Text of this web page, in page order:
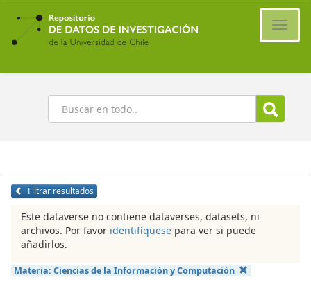
Ir
contenido
principal
Buscar
Filtrar resultados
Este dataverse no contiene dataverses, datasets, ni
archivos. Por favor identifíquese para ver si puede
añadirlos.
Materia: Ciencias de la Información y Computación